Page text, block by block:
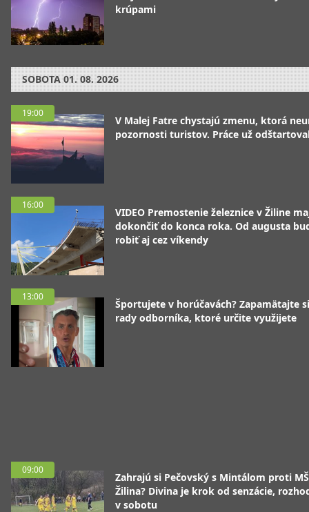
krúpami
SOBOTA 01. 08. 2026
19:00
V Malej Fatre chystajú zmenu, ktorá
pozornosti turistov. Práce už
16:00
VIDEO Premostenie železnice v Žiline
dokončiť do konca roka. Od augusta
robiť aj cez víkendy
13:00
Športujete v horúčavách? Zapamätajte
rady odborníka, ktoré určite využijete
09:00
Zahrajú si Pečovský s Mintálom proti
Žilina? Divina je krok od senzácie,
v sobotu